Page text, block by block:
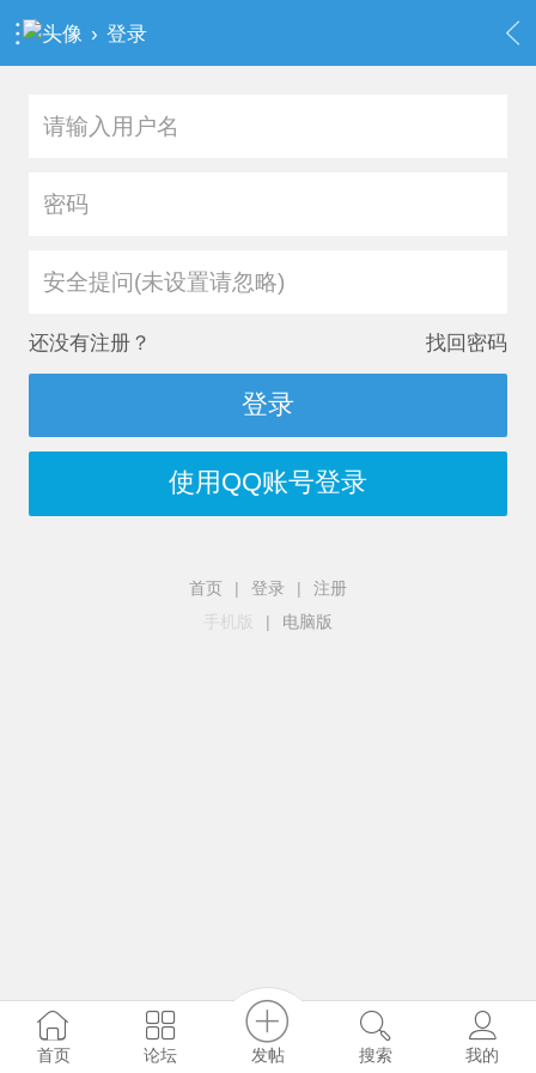
› 登录
安全提问(未设置请忽略)
还没有注册？ 找回密码
登录
使用QQ账号登录
首页 | 登录 |
注册
手机版
| 电脑版
首页 论坛 发帖 搜索 我的